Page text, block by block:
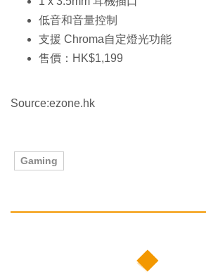
低音和音量控制
支援 Chroma自定燈光功能
售價：HK$1,199
Source:ezone.hk
Gaming